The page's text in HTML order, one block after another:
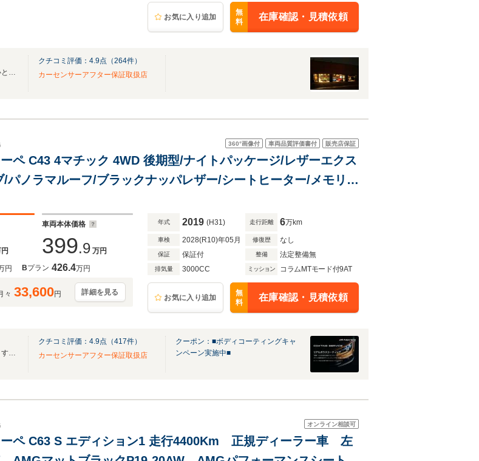
お気に入り追加
無
料
在庫確認・見積依頼
～１９９９年設立☆横浜で創業２７年の実績～安心と信頼の車選びをご提案致します！
クチコミ評価： 4.9点（264件）
カーセンサーアフター保証取扱店
360°画像付 車両品質評価書付 販売店保証
ペ C43 4マチック 4WD 後期型/ナイトパッケージ/レザーエクス
/パノラマルーフ/ブラックナッパレザー/シートヒーター/メモリー
/CarPlay/RSP
車両本体価格
399.9 万円
円 Bプラン 426.4万円
々 33,600円 詳細を見る
年式 2019 (H31) 走行距離 6万km
車検 2028(R10)年05月 修復歴 なし
保証 保証付 整備 法定整備無
排気量 3000CC ミッション コラムMTモード付9AT
お気に入り追加
無
料
在庫確認・見積依頼
◆◇憧れをお感じいただける１台をご提供いたします◆◇※事前予約要となります。
クチコミ評価： 4.9点（417件）
カーセンサーアフター保証取扱店
クーポン：■ボディコーティングキャ
ンペーン実施中■
オンライン相談可
ーペ C63 S エディション1 走行4400Km 正規ディーラー車 左